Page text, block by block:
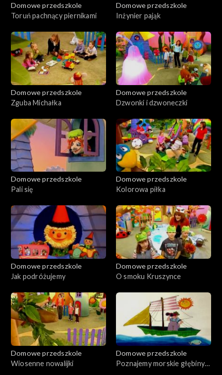
Domowe przedszkole
Toruń pachnący piernikami
Domowe przedszkole
Inżynier pająk
Domowe przedszkole
Zguba Michałka
Domowe przedszkole
Dzwonki i dzwoneczki
Domowe przedszkole
Pali się
Domowe przedszkole
Kolorowa piłka
Domowe przedszkole
Jak podróżujemy
Domowe przedszkole
O smoku Kruszynce
Domowe przedszkole
Wiosenne nowalijki
Domowe przedszkole
Poznajemy morskie głębiny -